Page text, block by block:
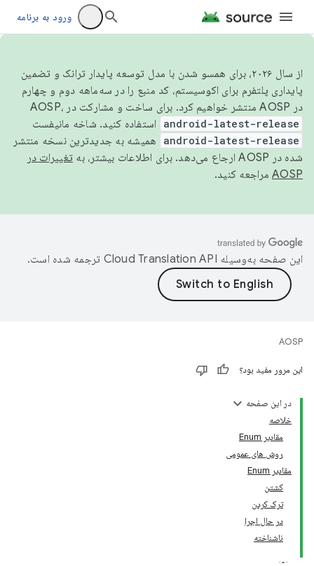
ورود به برنامه
از سال ۲۰۲۶، برای همسو شدن با مدل توسعه پایدار ترانک و تضمین
پایداری پلتفرم برای اکوسیستم، کد منبع را در سه‌ماهه دوم و چهارم
در AOSP منتشر خواهیم کرد. برای ساخت و مشارکت در AOSP،
android-latest-release استفاده کنید. شاخه مانیفست
android-latest-release
همیشه به جدیدترین نسخه منتشر
شده در AOSP ارجاع می‌دهد. برای اطلاعات بیشتر، به
تغییرات در
AOSP مراجعه کنید.
این صفحه به‌وسیله ترجمه شده است.
AOSP
این مرور مفید بود؟
در این صفحه
خلاصه
مقادیر Enum
روش های عمومی
مقادیر Enum
کشتن
ترک کردن
در حال اجرا
ناشناخته